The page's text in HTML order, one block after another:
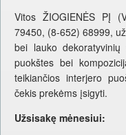
Vitos ŽIOGIENĖS PĮ
79450, (8-652) 68999,
bei lauko
puokštes bei
teikiančios interjero
čekis prekėms įsigyti.
Užsisakę mėnesiui: